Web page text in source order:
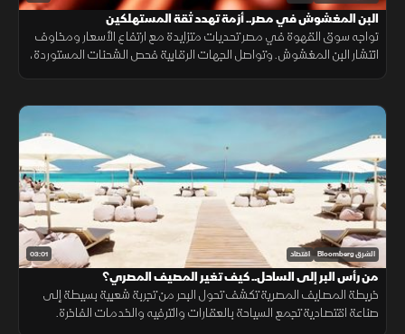
البن المغشوش في مصر.. أزمة تهدد ثقة المستهلكين
تواجه سوق القهوة في مصر تحديات متزايدة مع ارتفاع الأسعار ومخاوف
انتشار البن المغشوش. وتواصل الجهات الرقابية فحص الشحنات المستوردة،
03:01 الشرق Bloomberg اقتصاد
من رأس البر إلى الساحل.. كيف تغير المصيف المصري؟
خريطة المصايف المصرية تكشف تحول البحر من تجربة شعبية بسيطة إلى
صناعة اقتصادية تجمع السياحة بالعقارات والترفيه والخدمات الفاخرة.